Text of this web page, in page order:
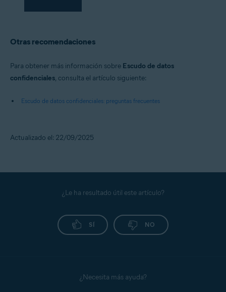
Otras recomendaciones
Para obtener más información sobre Escudo de datos
confidenciales, consulta el artículo siguiente:
Escudo de datos confidenciales: preguntas frecuentes
Actualizado el: 22/09/2025
¿Le ha resultado útil este artículo?
SÍ NO
¿Necesita más ayuda?